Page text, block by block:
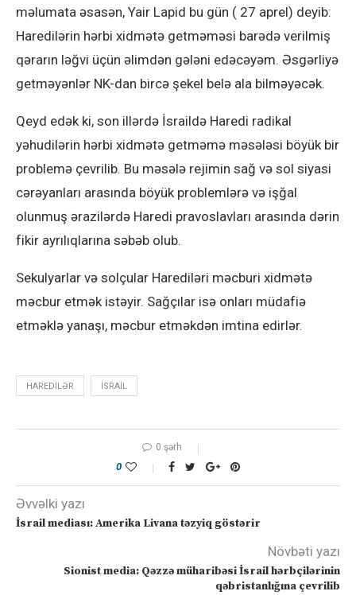
məlumata əsasən, Yair Lapid bu gün ( 27 aprel) deyib:
Haredilərin hərbi xidmətə getməməsi barədə verilmiş
qərarın ləğvi üçün əlimdən gələni edəcəyəm. Əsgərliyə
getməyənlər NK-dan bircə şekel belə ala bilməyəcək.
Qeyd edək ki, son illərdə İsraildə Haredi radikal
yəhudilərin hərbi xidmətə getməmə məsələsi böyük bir
problemə çevrilib. Bu məsələ rejimin sağ və sol siyasi
cərəyanları arasında böyük problemlərə və işğal
olunmuş ərazilərdə Haredi pravoslavları arasında dərin
fikir ayrılıqlarına səbəb olub.
Sekulyarlar və solçular Harediləri məcburi xidmətə
məcbur etmək istəyir. Sağçılar isə onları müdafiə
etməklə yanaşı, məcbur etməkdən imtina edirlər.
HAREDILƏR ISRAIL
0 şərh
0
Əvvəlki yazı
İsrail mediası: Amerika Livana təzyiq göstərir
Növbəti yazı
Sionist media: Qəzzə müharibəsi İsrail hərbçilərinin
qəbristanlığına çevrilib